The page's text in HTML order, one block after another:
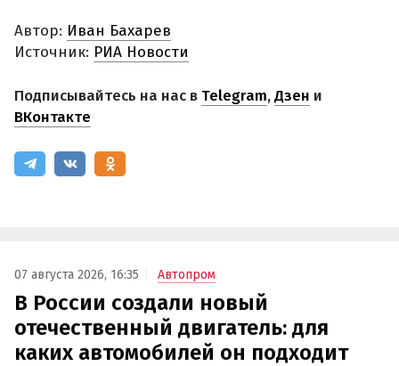
Автор: Иван Бахарев
Источник: РИА Новости
Подписывайтесь на нас в Telegram,Дзен и
ВКонтакте
07 августа 2026, 16:35 Автопром
В России создали новый
отечественный двигатель: для
каких автомобилей он подходит